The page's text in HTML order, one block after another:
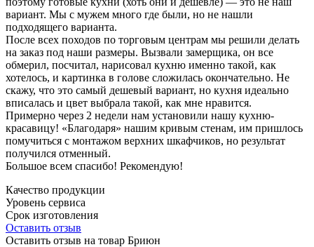
вариант. Мы с мужем много где были, но не нашли
подходящего варианта.
После всех походов по торговым центрам мы решили делать
на заказ под наши размеры. Вызвали замерщика, он все
обмерил, посчитал, нарисовал кухню именно такой, как
хотелось, и картинка в голове сложилась окончательно. Не
скажу, что это самый дешевый вариант, но кухня идеально
вписалась и цвет выбрала такой, как мне нравится.
Примерно через 2 недели нам установили нашу кухню-
красавицу! «Благодаря» нашим кривым стенам, им пришлось
помучиться с монтажом верхних шкафчиков, но результат
получился отменный.
Большое всем спасибо! Рекомендую!
Качество продукции
Уровень сервиса
Срок изготовления
Оставить отзыв
Оставить отзыв на товар Бриюн